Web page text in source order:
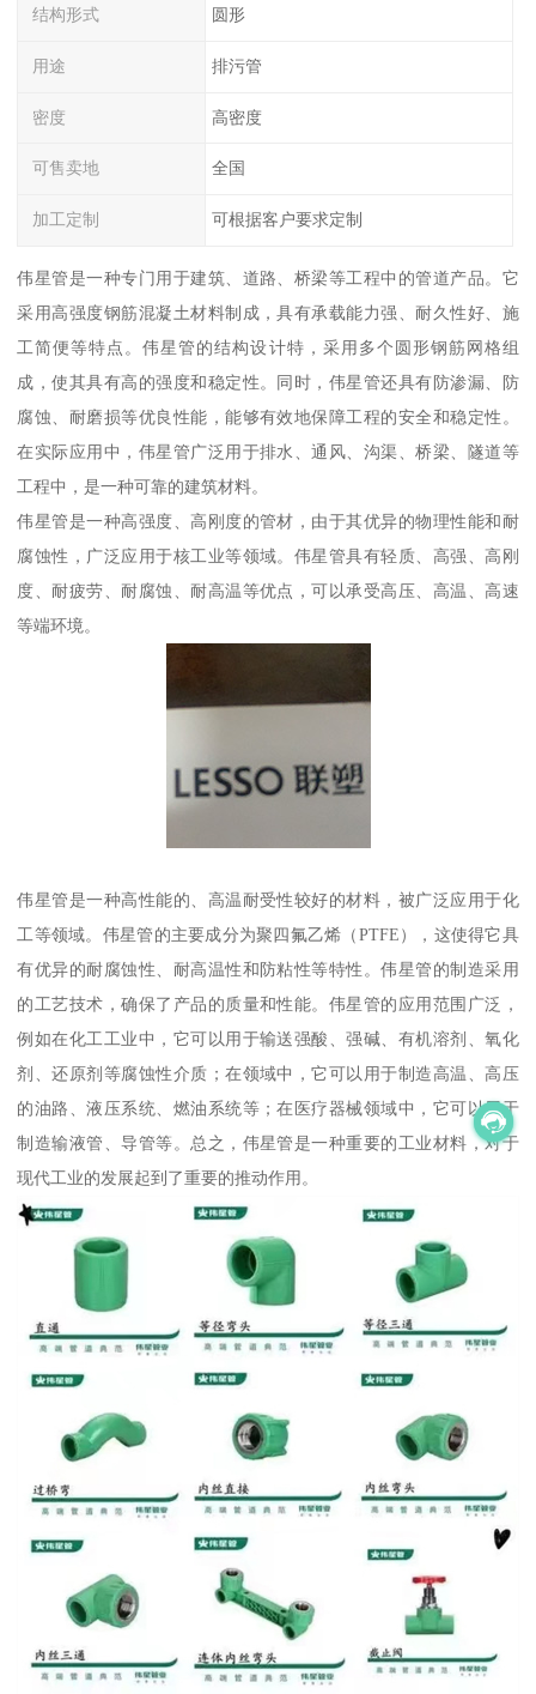
结构形式 圆形
用途 排污管
密度 高密度
可售卖地 全国
加工定制 可根据客户要求定制
伟星管是一种专门用于建筑、道路、桥梁等工程中的管道产品。它
采用高强度钢筋混凝土材料制成，具有承载能力强、耐久性好、施
工简便等特点。伟星管的结构设计特，采用多个圆形钢筋网格组
成，使其具有高的强度和稳定性。同时，伟星管还具有防渗漏、防
腐蚀、耐磨损等优良性能，能够有效地保障工程的安全和稳定性。
在实际应用中，伟星管广泛用于排水、通风、沟渠、桥梁、隧道等
工程中，是一种可靠的建筑材料。
伟星管是一种高强度、高刚度的管材，由于其优异的物理性能和耐
腐蚀性，广泛应用于核工业等领域。伟星管具有轻质、高强、高刚
度、耐疲劳、耐腐蚀、耐高温等优点，可以承受高压、高温、高速
等端环境。
伟星管是一种高性能的、高温耐受性较好的材料，被广泛应用于化
工等领域。伟星管的主要成分为聚四氟乙烯（PTFE），这使得它具
有优异的耐腐蚀性、耐高温性和防粘性等特性。伟星管的制造采用
的工艺技术，确保了产品的质量和性能。伟星管的应用范围广泛，
例如在化工工业中，它可以用于输送强酸、强碱、有机溶剂、氧化
剂、还原剂等腐蚀性介质；在领域中，它可以用于制造高温、高压
的油路、液压系统、燃油系统等；在医疗器械领域中，它可以用于
制造输液管、导管等。总之，伟星管是一种重要的工业材料，对于
现代工业的发展起到了重要的推动作用。